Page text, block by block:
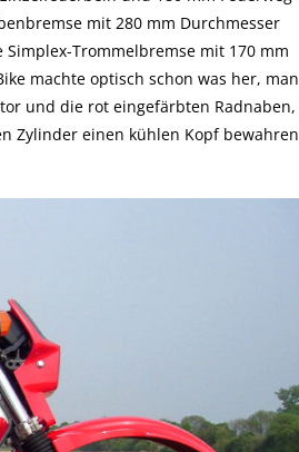
mit 280 mm Durchmesser
Trommelbremse mit 170 mm
machte optisch schon was her, man
und die rot eingefärbten Radnaben,
Zylinder einen kühlen Kopf bewahren